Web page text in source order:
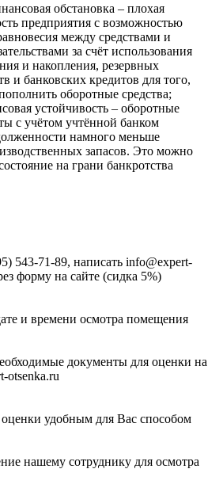
обстановка – плохая
предприятия с возможностью
между средствами и
за счёт использования
и накопления, резервных
и банковских кредитов для того,
оборотные средства;
устойчивость – оборотные
с учётом учтённой банком
намного меньше
запасов. Это можно
на грани банкротства
543-71-89, написать info@expert-
форму на сайте (сидка 5%)
и времени осмотра помещения
документы для оценки на
otsenka.ru
удобным для Вас способом
нашему сотруднику для осмотра